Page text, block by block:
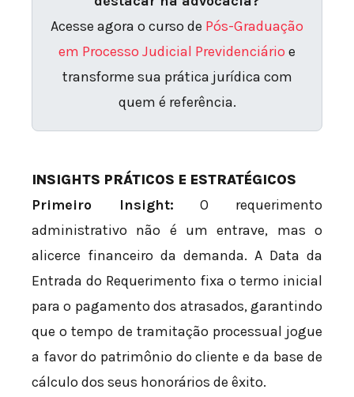
Acesse agora o curso de Pós-Graduação
em Processo Judicial Previdenciário e
transforme sua prática jurídica com
quem é referência.
INSIGHTS PRÁTICOS E ESTRATÉGICOS
Primeiro Insight: O requerimento
administrativo não é um entrave, mas o
alicerce financeiro da demanda. A Data da
Entrada do Requerimento fixa o termo inicial
para o pagamento dos atrasados, garantindo
que o tempo de tramitação processual jogue
a favor do patrimônio do cliente e da base de
cálculo dos seus honorários de êxito.